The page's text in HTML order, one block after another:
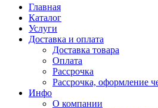
Главная
Каталог
Услуги
Доставка и оплата
Доставка товара
Оплата
Рассрочка
Рассрочка, оформление
Инфо
О компании